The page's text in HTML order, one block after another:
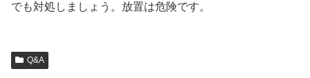
でも対処しましょう。放置は危険です。
Q&A